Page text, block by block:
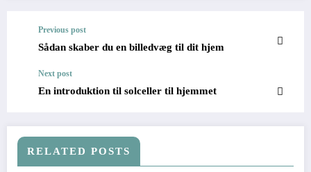
Previous post
Sådan skaber du en billedvæg til dit hjem
Next post
En introduktion til solceller til hjemmet
RELATED POSTS